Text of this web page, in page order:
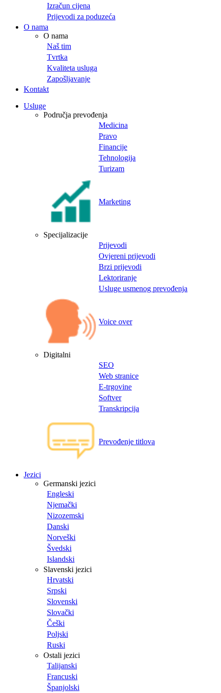
Izračun cijena
Prijevodi za poduzeća
O nama
O nama
Naš tim
Tvrtka
Kvaliteta usluga
Zapošljavanje
Kontakt
Usluge
Područja prevođenja
Medicina
Pravo
Financije
Tehnologija
Turizam
Marketing
Specijalizacije
Prijevodi
Ovjereni prijevodi
Brzi prijevodi
Lektoriranje
Usluge usmenog prevođenja
Voice over
Digitalni
SEO
Web stranice
E-trgovine
Softver
Transkripcija
Prevođenje titlova
Jezici
Germanski jezici
Engleski
Njemački
Nizozemski
Danski
Norveški
Švedski
Islandski
Slavenski jezici
Hrvatski
Srpski
Slovenski
Slovački
Češki
Poljski
Ruski
Ostali jezici
Talijanski
Francuski
Španjolski